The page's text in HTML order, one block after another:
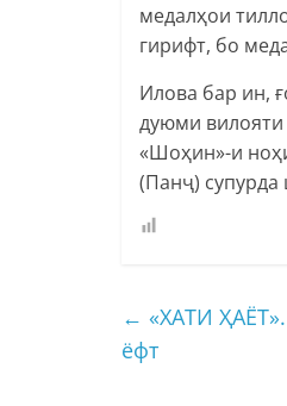
медалҳои
гирифт, бо
Илова бар ин,
дуюми
«Шоҳин»-и
(Панҷ)
← «ХАТИ
ёфт